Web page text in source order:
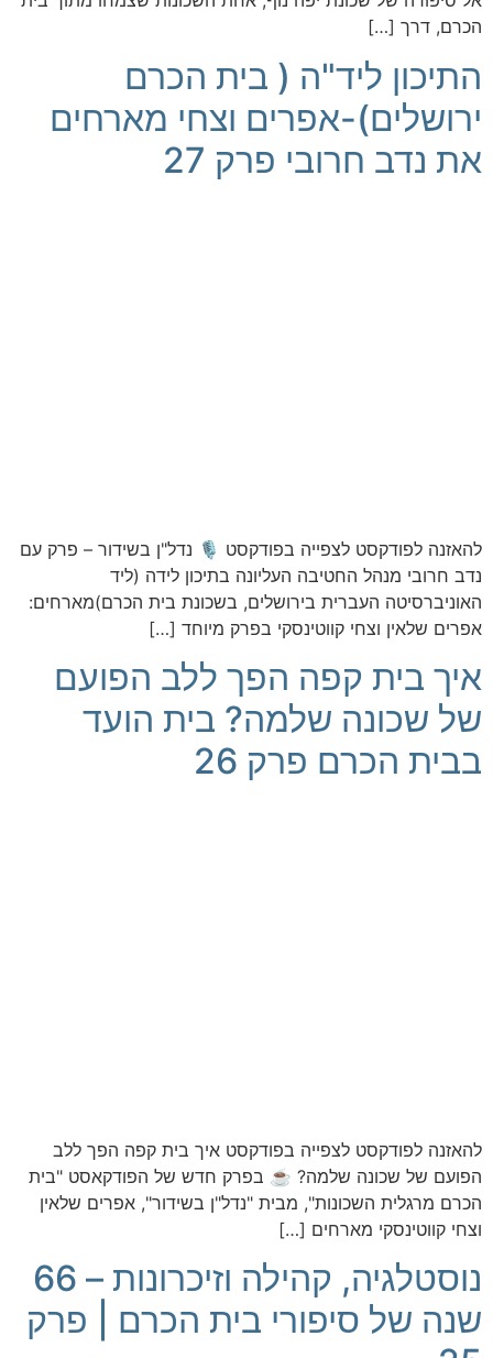
הכרם, דרך […]
התיכון ליד"ה ( בית הכרם
ירושלים)-אפרים וצחי מארחים
את נדב חרובי פרק 27
להאזנה לפודקסט לצפייה בפודקסט 🎙️ נדל"ן בשידור – פרק עם
נדב חרובי מנהל החטיבה העליונה בתיכון לידה (ליד
האוניברסיטה העברית בירושלים, בשכונת בית הכרם)מארחים:
אפרים שלאין וצחי קווטינסקי בפרק מיוחד […]
איך בית קפה הפך ללב הפועם
של שכונה שלמה? בית הועד
בבית הכרם פרק 26
להאזנה לפודקסט לצפייה בפודקסט איך בית קפה הפך ללב
הפועם של שכונה שלמה? ☕️ בפרק חדש של הפודקאסט "בית
הכרם מרגלית השכונות", מבית "נדל"ן בשידור", אפרים שלאין
וצחי קווטינסקי מארחים […]
נוסטלגיה, קהילה וזיכרונות – 66
שנה של סיפורי בית הכרם | פרק